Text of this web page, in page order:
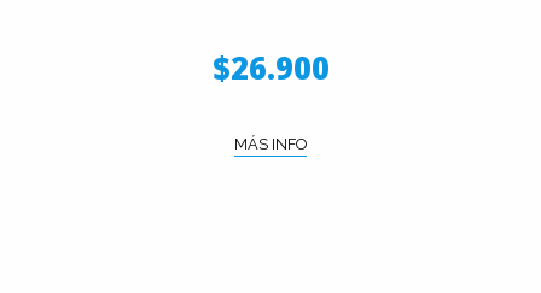
$26.900
MÁS INFO